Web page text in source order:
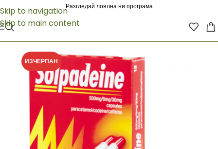
Skip to navigation
Skip to main content
Разгледай лоялна ни програма
ИЗЧЕРПАН